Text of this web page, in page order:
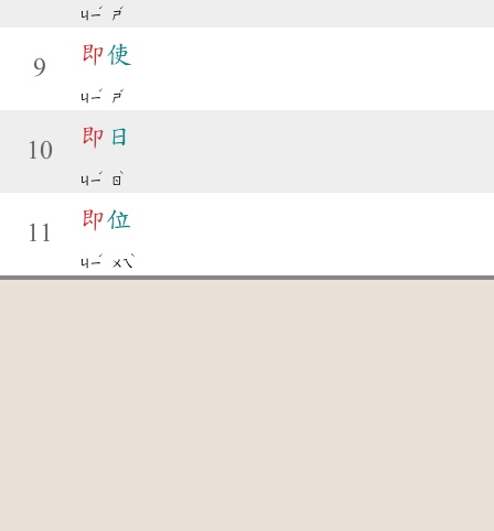
ㄐㄧ
ˊ
ㄕ
ˊ
9
即使
ㄐㄧ
ˊ
ㄕ
ˇ
10
即 日
ㄐㄧ
ˊ
ㄖ
ˋ
11
即位
ㄐㄧ
ˊ
ㄨㄟ
ˋ